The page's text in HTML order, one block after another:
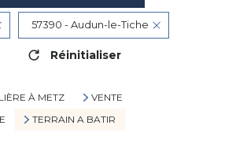
57390 - Audun-le-Tiche
Réinitialiser
À METZ
VENTE
TERRAIN A BATIR